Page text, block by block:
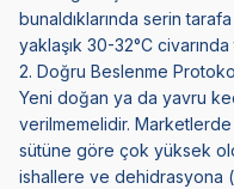
bunaldıklarında serin
yaklaşık 30-32°C civarında
2. Doğru Beslenme
Yeni doğan ya da yavru
verilmemelidir.
sütüne göre çok yüksek
ishallere ve dehidrasyona